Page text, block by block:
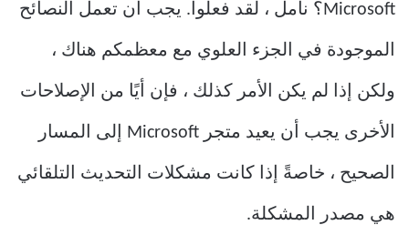
Microsoft؟ نأمل ، لقد فعلوا. يجب أن تعمل النصائح
الموجودة في الجزء العلوي مع معظمكم هناك ،
ولكن إذا لم يكن الأمر كذلك ، فإن أيًا من الإصلاحات
الأخرى يجب أن يعيد متجر Microsoft إلى المسار
الصحيح ، خاصةً إذا كانت مشكلات التحديث التلقائي
هي مصدر المشكلة.